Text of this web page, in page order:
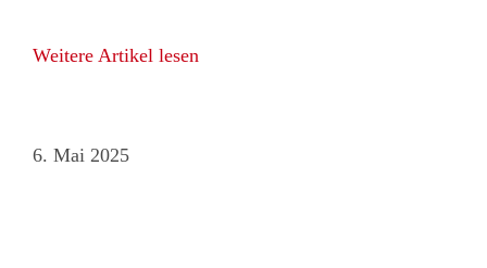
Weitere Artikel lesen
6. Mai 2025